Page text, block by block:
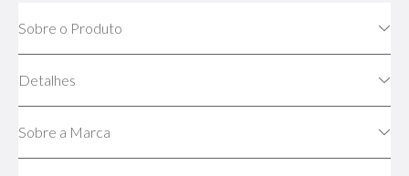
Sobre o Produto
Detalhes
Sobre a Marca